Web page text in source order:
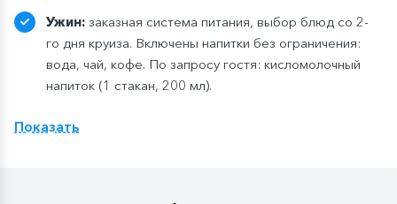
Ужин: заказная система питания, выбор блюд со 2-
го дня круиза. Включены напитки без ограничения:
вода, чай, кофе. По запросу гостя: кисломолочный
напиток (1 стакан, 200 мл).
ресторане «Нева» на шлюпочной палу
тариф предусмотрен по умолчанию.
Показать